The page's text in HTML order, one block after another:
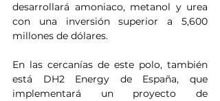
desarrollará amoniaco, metanol y urea
con una inversión superior a 5,600
millones de dólares.
En las cercanías de este polo, también
está DH2 Energy de España, que
implementará un proyecto de